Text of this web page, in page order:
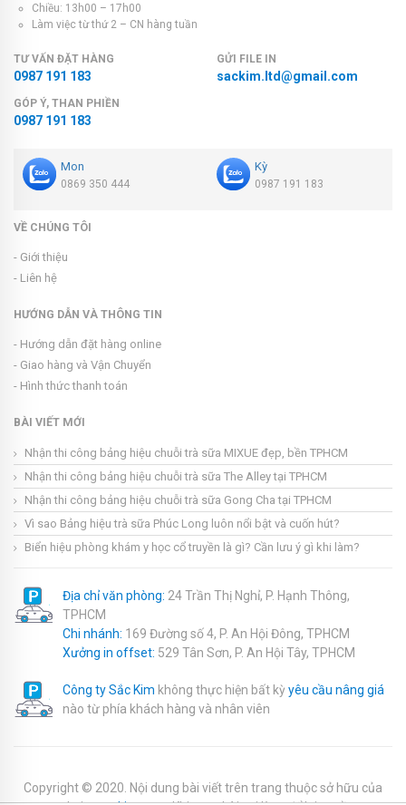
Chiều: 13h00 – 17h00
Làm việc từ thứ 2 – CN hàng tuần
TƯ VẤN ĐẶT HÀNG
0987 191 183
GỬI FILE IN
sackim.ltd@gmail.com
GÓP Ý, THAN PHIỀN
0987 191 183
Mon
0869 350 444
Kỳ
0987 191 183
VỀ CHÚNG TÔI
- Giới thiệu
- Liên hệ
HƯỚNG DẪN VÀ THÔNG TIN
- Hướng dẫn đặt hàng online
- Giao hàng và Vận Chuyển
- Hình thức thanh toán
BÀI VIẾT MỚI
Nhận thi công bảng hiệu chuỗi trà sữa MIXUE đẹp, bền TPHCM
Nhận thi công bảng hiệu chuỗi trà sữa The Alley tại TPHCM
Nhận thi công bảng hiệu chuỗi trà sữa Gong Cha tại TPHCM
Vì sao Bảng hiệu trà sữa Phúc Long luôn nổi bật và cuốn hút?
Biển hiệu phòng khám y học cổ truyền là gì? Cần lưu ý gì khi làm?
Địa chỉ văn phòng: 24 Trần Thị Nghỉ, P. Hạnh Thông,
TPHCM
Chi nhánh: 169 Đường số 4, P. An Hội Đông, TPHCM
Xưởng in offset: 529 Tân Sơn, P. An Hội Tây, TPHCM
Công ty Sắc Kim không thực hiện bất kỳyêu cầu nâng giá
nào từ phía khách hàng và nhân viên
Copyright © 2020. Nội dung bài viết trên trang thuộc sở hữu của